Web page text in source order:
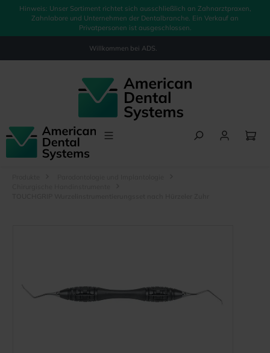
springen
Hinweis: Unser Sortiment richtet sich ausschließlich an Zahnarztpraxen,
Zahnlabore und Unternehmen der Dentalbranche. Ein Verkauf an
Privatpersonen ist ausgeschlossen.
Willkommen bei ADS.